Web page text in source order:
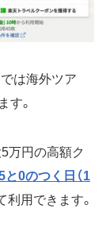
は海外ツア
す。
5万円の高額ク
と0のつく日（1
利用できます。